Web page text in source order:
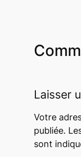
Laisser
Votre
publiée.
sont